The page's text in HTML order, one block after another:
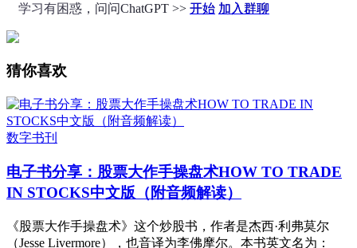
学习有困惑，问问ChatGPT >> 开始 加入群聊
猜你喜欢
数字书刊
电子书分享：股票大作手操盘术HOW TO TRADE
IN STOCKS中文版（附音频解读）
《股票大作手操盘术》这个炒股书，作者是杰西·利弗莫尔
（Jesse Livermore），也音译为李佛摩尔。本书英文名为：